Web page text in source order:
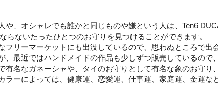
、オシャレでも誰かと同じものや嫌という人は、Ten6
ないたったひとつのお守りを見つけることができます。
リーマーケットにも出没しているので、思わぬところで出
最近ではハンドメイドの作品も少しずつ販売しているので
名なガネーシャや、タイのお守りとして有名な象のお守り
ーによっては、健康運、恋愛運、仕事運、家庭運、金運